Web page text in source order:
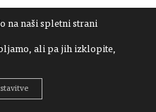
na naši spletni strani
ali pa jih izklopite,